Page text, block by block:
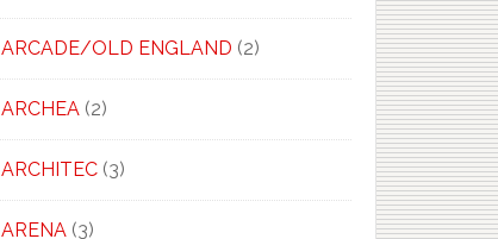
ARCADE/OLD ENGLAND(2)
ARCHEA(2)
ARCHITEC(3)
ARENA(3)